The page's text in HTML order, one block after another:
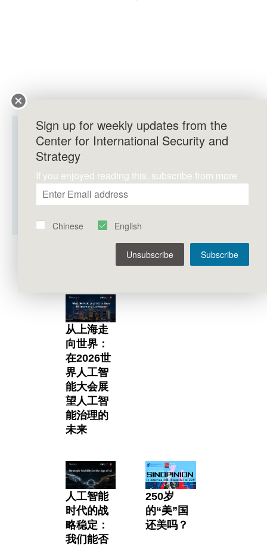
马瑞欣：人文交
从上海走
向世界：
在2026世
界人工智
能大会展
望人工智
能治理的
未来
人工智能
时代的战
略稳定：
我们能否
250岁
的“美”国
还美吗？
Sign up for weekly updates from the
Center for International Security and
Strategy
If you enjoyed reading this, subscribe from more
Chinese English
Subscribe
Unsubscribe